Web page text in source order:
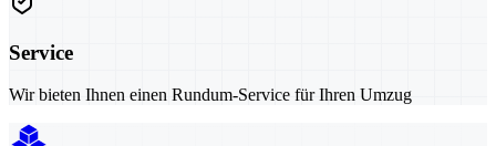
Service
Wir bieten Ihnen einen Rundum-Service für Ihren Umzug